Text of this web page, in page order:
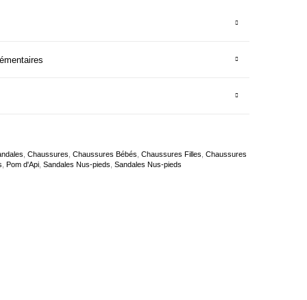
Chaussures Chaussures Bébés Chaussures Filles Chaussures
Pom d'Api Sandales Nus-pieds Sandales Nus-pieds